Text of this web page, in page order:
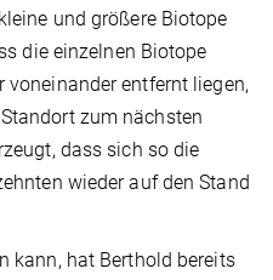
und größere Biotope
die einzelnen Biotope
entfernt liegen,
zum nächsten
dass sich so die
wieder auf den Stand
kann, hat Berthold bereits